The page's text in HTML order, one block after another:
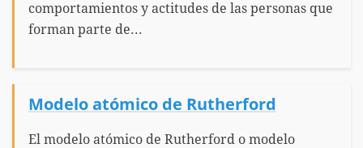
comportamientos y actitudes de las personas que
forman parte de...
Modelo atómico de Rutherford
El modelo atómico de Rutherford o modelo